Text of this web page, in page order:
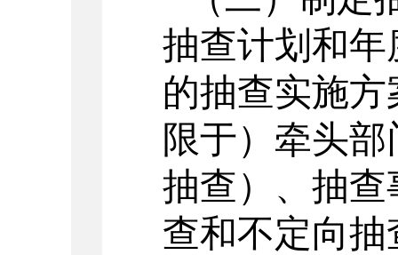
抽查计划和
的抽查实施
限于）牵头
抽查）、抽
查和不定向